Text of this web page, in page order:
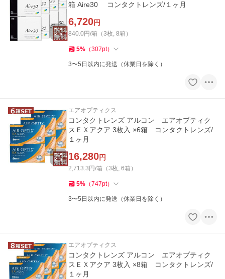
箱 Aire30 コンタクトレンズ/１ヶ月
6,720円
840.0円/箱（3枚, 8箱）
5% （307pt）
3〜5日以内に発送（休業日を除く）
エアオプティクス
コンタクトレンズ アルコン エアオプティク
スＥＸアクア 3枚入 ×6箱 コンタクトレンズ/
１ヶ月
16,280円
2,713.3円/箱（3枚, 6箱）
5% （747pt）
3〜5日以内に発送（休業日を除く）
エアオプティクス
コンタクトレンズ アルコン エアオプティク
スＥＸアクア 3枚入 ×8箱 コンタクトレンズ/
１ヶ月